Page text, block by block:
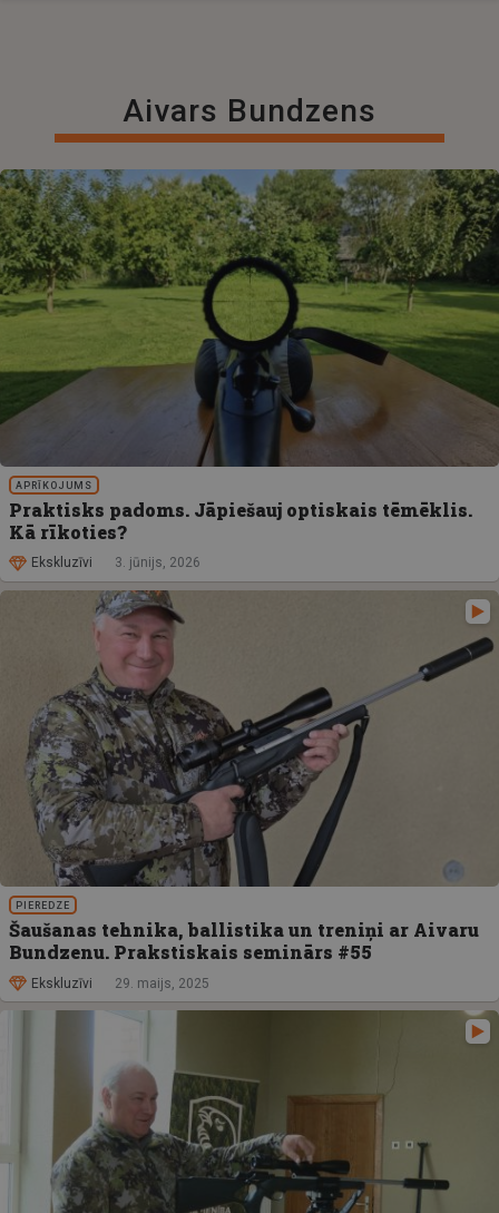
Aivars Bundzens
APRĪKOJUMS
Praktisks padoms. Jāpiešauj optiskais tēmēklis.
Kā rīkoties?
Ekskluzīvi 3. jūnijs, 2026
PIEREDZE
Šaušanas tehnika, ballistika un treniņi ar Aivaru
Bundzenu. Prakstiskais seminārs #55
Ekskluzīvi 29. maijs, 2025